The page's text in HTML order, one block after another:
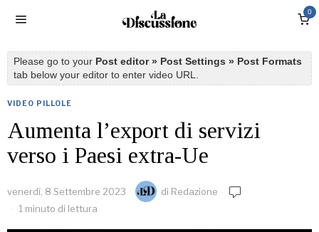
0
Please go to your Post editor » Post Settings » Post Formats
tab below your editor to enter video URL.
VIDEO PILLOLE
Aumenta l’export di servizi
verso i Paesi extra-Ue
venerdì, 8 Settembre 2023 di Redazione
1 minuto di lettura